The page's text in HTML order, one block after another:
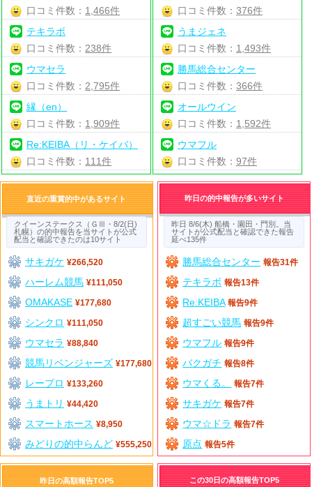
口コミ件数： 1,466件
テキラボ
口コミ件数： 238件
ウマセラ
口コミ件数： 2,795件
縁（en）
口コミ件数： 1,909件
Re:KEIBA（リ・ケイバ）
口コミ件数： 111件
口コミ件数： 376件
うまジェネ
口コミ件数： 1,493件
勝馬総合センター
口コミ件数： 366件
オールウイン
口コミ件数： 1,592件
ウマフル
口コミ件数： 97件
直近の重賞的中があるサイト
クイーンステークス（ＧⅢ・8/2(日)
札幌）の的中報告を当サイトが公式
配当と確認できたのは10サイト
サキガケ ¥266,520
ハーレム競馬 ¥111,050
OMAKASE ¥177,680
シンクロ ¥111,050
ウマセラ ¥88,840
競馬リベンジャーズ ¥177,680
レープロ ¥133,260
うまトリ ¥44,420
スマートホース ¥8,950
みどりの的中らんど ¥555,250
昨日の的中報告が多いサイト
昨日 8/6(木) 船橋・園田・門別。当
サイトが公式配当と確認できた報告
延べ135件
勝馬総合センター 報告31件
テキラボ 報告13件
Re:KEIBA 報告9件
超すごい競馬 報告9件
ウマフル 報告9件
バクガチ 報告8件
ウマくる。 報告7件
サキガケ 報告7件
ウマ☆ドラ 報告7件
原点 報告5件
昨日の高額報告TOP5 この30日の高額報告TOP5